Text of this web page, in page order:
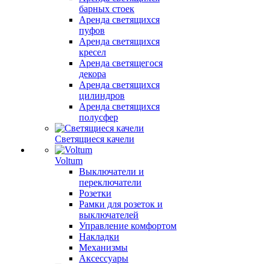
барных стоек
Аренда светящихся
пуфов
Аренда светящихся
кресел
Аренда светящегося
декора
Аренда светящихся
цилиндров
Аренда светящихся
полусфер
Светящиеся качели
Voltum
Выключатели и
переключатели
Розетки
Рамки для розеток и
выключателей
Управление комфортом
Накладки
Механизмы
Аксессуары